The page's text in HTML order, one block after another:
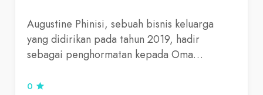
Augustine Phinisi, sebuah bisnis keluarga
yang didirikan pada tahun 2019, hadir
sebagai penghormatan kepada Oma…
0